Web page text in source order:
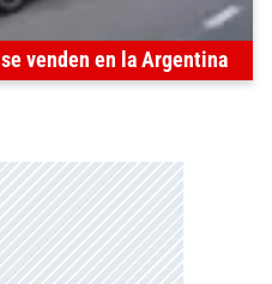
venden en la Argentina